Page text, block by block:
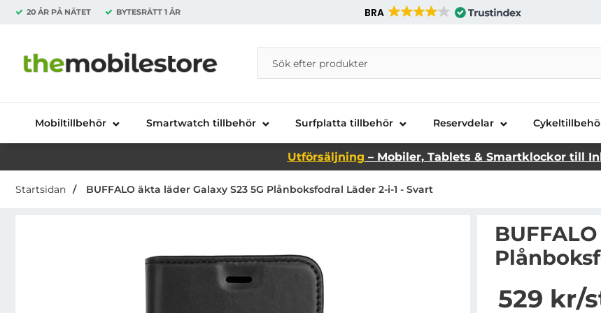
20 ÅR PÅ NÄTET BYTESRÄTT 1 ÅR BRA
Startsidan för Danira Telecom AB
Sök
Sök på Danira Telecom AB
Mobiltillbehör Smartwatch tillbehör Surfplatta tillbehör Reservdelar
Utförsäljning – Mobiler, Tablets & Smartklockor till
Startsidan BUFFALO äkta läder Galaxy S23 5G Plånboksfodral Läder 2-i-1 - Svart
pris 529 kr/